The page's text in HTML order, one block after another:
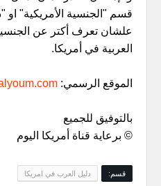
قسم "الجنسية الأمريكية" او
علشان تعرف أكتر عن
العربية في أمريكا.
الموقع الرسمي:
بالتوفيق للجميع
© برعاية قناة أمريكا اليوم
قسم: دليل العرب في امريكا